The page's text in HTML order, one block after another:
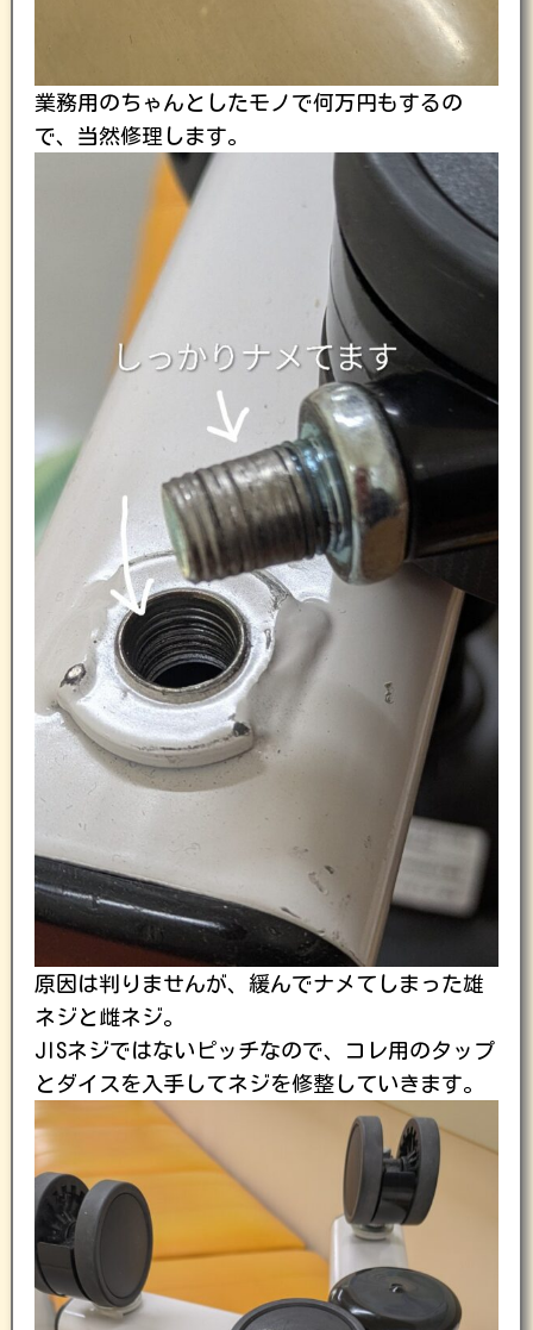
業務用のちゃんとしたモノで何万円もするの
で、当然修理します。
原因は判りませんが、緩んでナメてしまった雄
ネジと雌ネジ。
JISネジではないピッチなので、コレ用のタップ
とダイスを入手してネジを修整していきます。